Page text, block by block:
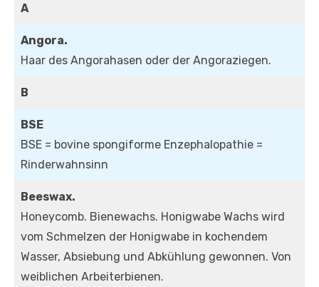
A
Angora.
Haar des Angorahasen oder der Angoraziegen.
B
BSE
BSE = bovine spongiforme Enzephalopathie =
Rinderwahnsinn
Beeswax.
Honeycomb. Bienewachs. Honigwabe Wachs wird
vom Schmelzen der Honigwabe in kochendem
Wasser, Absiebung und Abkühlung gewonnen. Von
weiblichen Arbeiterbienen.